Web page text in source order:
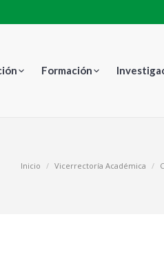
Formación
Inicio Vicerrectoría Académica